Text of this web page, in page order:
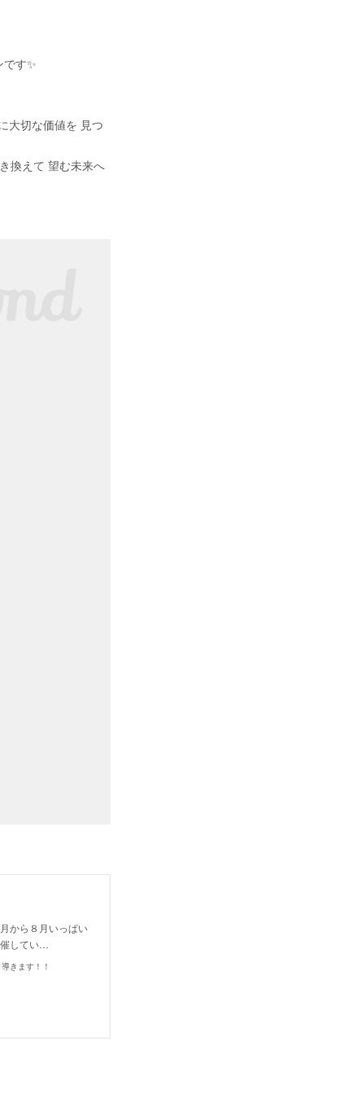
す✨
大切な価値を 見つ
換えて 望む未来へ
から８月いっぱい
催してい…
きます！！